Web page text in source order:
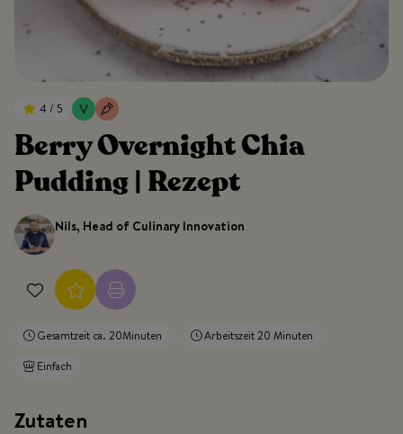
4 / 5
Berry Overnight Chia
Pudding | Rezept
Nils, Head of Culinary Innovation
Gesamtzeit ca. 20Minuten
Arbeitszeit 20 Minuten
Einfach
Zutaten